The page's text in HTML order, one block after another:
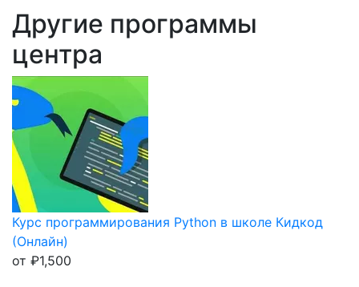
Другие программы
центра
Курс программирования Python в школе Кидкод
(Онлайн)
от ₽1,500